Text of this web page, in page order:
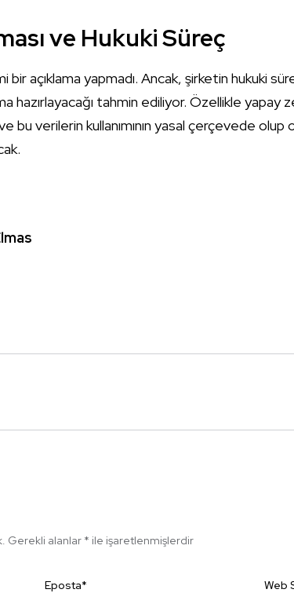
ve Hukuki Süreç
açıklama yapmadı. Ancak, şirketin hukuki
hazırlayacağı tahmin ediliyor. Özellikle yapay
bu verilerin kullanımının yasal çerçevede olup
Gerekli alanlar * ile işaretlenmişlerdir
Eposta* Web